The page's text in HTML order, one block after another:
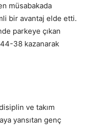
müsabakada
bir avantaj elde etti.
parkeye çıkan
38 kazanarak
ve takım
yansıtan genç